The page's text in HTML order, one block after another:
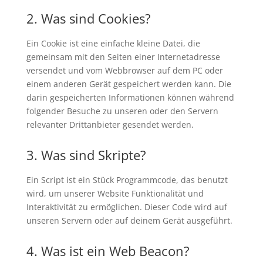
2. Was sind Cookies?
Ein Cookie ist eine einfache kleine Datei, die
gemeinsam mit den Seiten einer Internetadresse
versendet und vom Webbrowser auf dem PC oder
einem anderen Gerät gespeichert werden kann. Die
darin gespeicherten Informationen können während
folgender Besuche zu unseren oder den Servern
relevanter Drittanbieter gesendet werden.
3. Was sind Skripte?
Ein Script ist ein Stück Programmcode, das benutzt
wird, um unserer Website Funktionalität und
Interaktivität zu ermöglichen. Dieser Code wird auf
unseren Servern oder auf deinem Gerät ausgeführt.
4. Was ist ein Web Beacon?